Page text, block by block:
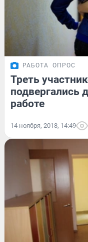
РАБОТА ОПРОС
Треть
подвергались
работе
14 ноября, 2018, 14:49